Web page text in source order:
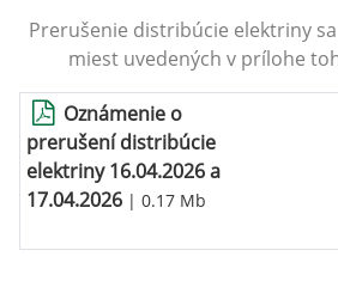
Prerušenie distribúcie elektriny
miest uvedených v prílohe
Oznámenie o
prerušení distribúcie
elektriny 16.04.2026 a
17.04.2026 | 0.17 Mb